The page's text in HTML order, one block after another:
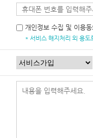
개인정보 수집 및 이용동
* 서비스 해지처리 외 용도